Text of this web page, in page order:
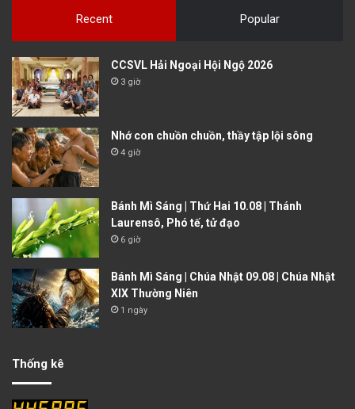
Recent Popular
CCSVL Hải Ngoại Hội Ngộ 2026
3 giờ
Nhớ con chuồn chuồn, thầy tập lội sông
4 giờ
Bánh Mì Sáng | Thứ Hai 10.08 | Thánh
Laurensô, Phó tế, tử đạo
6 giờ
Bánh Mì Sáng | Chúa Nhật 09.08 | Chúa Nhật
XIX Thường Niên
1 ngày
Thống kê